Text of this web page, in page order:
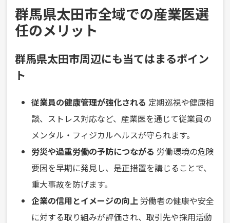
群馬県太田市全域での産業医選
任のメリット
群馬県太田市周辺にも当てはまるポイン
ト
従業員の健康管理が強化される 定期巡視や健康相
談、ストレス対応など、産業医を通じて従業員の
メンタル・フィジカルヘルスが守られます。
労災や過重労働の予防につながる 労働環境の危険
要因を早期に発見し、是正措置を講じることで、
重大事故を防げます。
企業の信用とイメージの向上 労働者の健康や安全
に対する取り組みが評価され、取引先や採用活動